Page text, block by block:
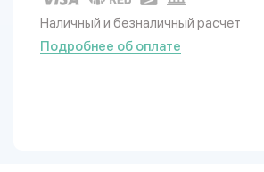
Наличный и безналичный расчет
Подробнее об оплате